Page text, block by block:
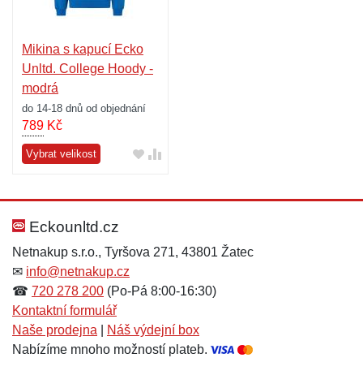
Mikina s kapucí Ecko
Unltd. College Hoody -
modrá
do 14-18 dnů od objednání
789 Kč
Vybrat velikost
Eckounltd.cz
Netnakup s.r.o., Tyršova 271, 43801 Žatec
✉ info@netnakup.cz
☎ 720 278 200 (Po-Pá 8:00-16:30)
Kontaktní formulář
Naše prodejna
Náš výdejní box
Nabízíme mnoho možností plateb.